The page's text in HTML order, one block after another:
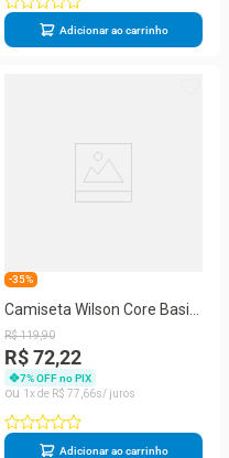
Adicionar ao carrinho
-35%
Camiseta Wilson Core Basic
Marinho
R$119,90
R$ 72,22
7% OFF no PIX
1
R$ 77 66
Adicionar ao carrinho